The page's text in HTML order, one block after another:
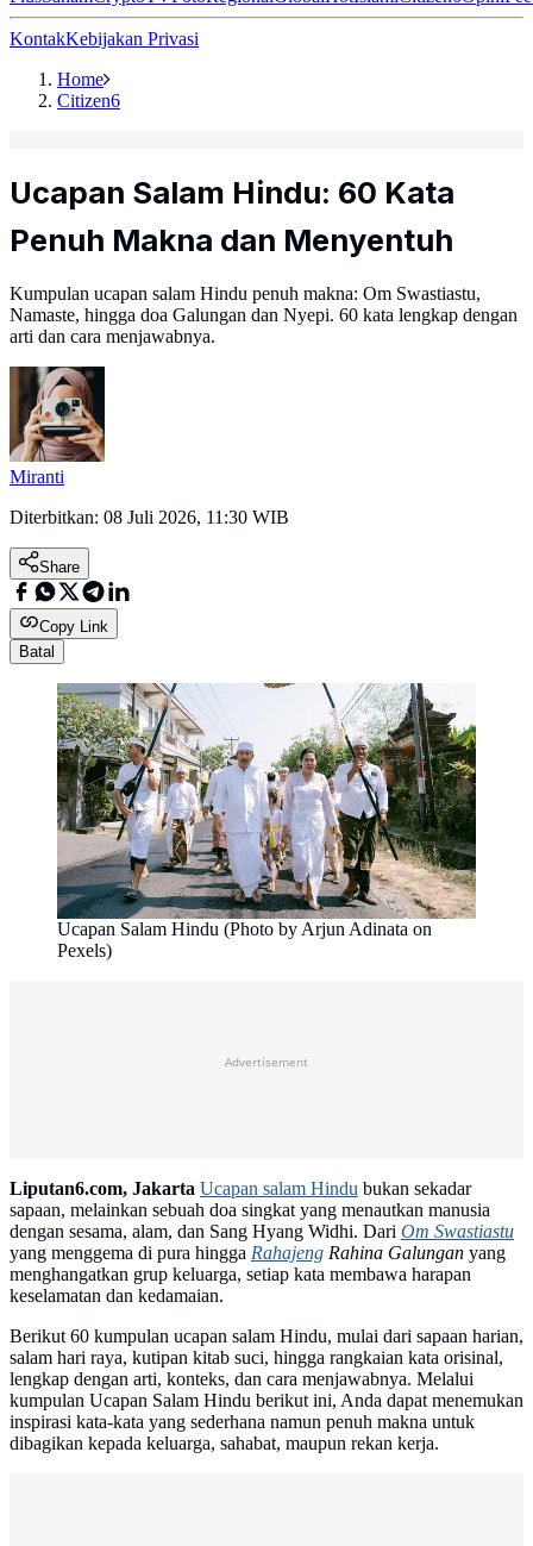
KontakKebijakan Privasi
Home
Citizen6
Ucapan Salam Hindu: 60 Kata
Penuh Makna dan Menyentuh
Kumpulan ucapan salam Hindu penuh makna: Om Swastiastu,
Namaste, hingga doa Galungan dan Nyepi. 60 kata lengkap dengan
arti dan cara menjawabnya.
Miranti
Diterbitkan: 08 Juli 2026, 11:30 WIB
Share
Copy Link
Batal
Ucapan Salam Hindu (Photo by Arjun Adinata on
Pexels)
Advertisement
Liputan6.com, Jakarta Ucapan salam Hindu bukan sekadar
sapaan, melainkan sebuah doa singkat yang menautkan manusia
dengan sesama, alam, dan Sang Hyang Widhi. Dari Om Swastiastu
yang menggema di pura hingga Rahajeng Rahina Galungan yang
menghangatkan grup keluarga, setiap kata membawa harapan
keselamatan dan kedamaian.
Berikut 60 kumpulan ucapan salam Hindu, mulai dari sapaan harian,
salam hari raya, kutipan kitab suci, hingga rangkaian kata orisinal,
lengkap dengan arti, konteks, dan cara menjawabnya. Melalui
kumpulan Ucapan Salam Hindu berikut ini, Anda dapat menemukan
inspirasi kata-kata yang sederhana namun penuh makna untuk
dibagikan kepada keluarga, sahabat, maupun rekan kerja.